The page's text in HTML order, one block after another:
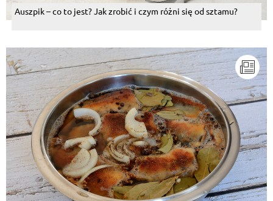
Auszpik – co to jest? Jak zrobić i czym różni się od sztamu?